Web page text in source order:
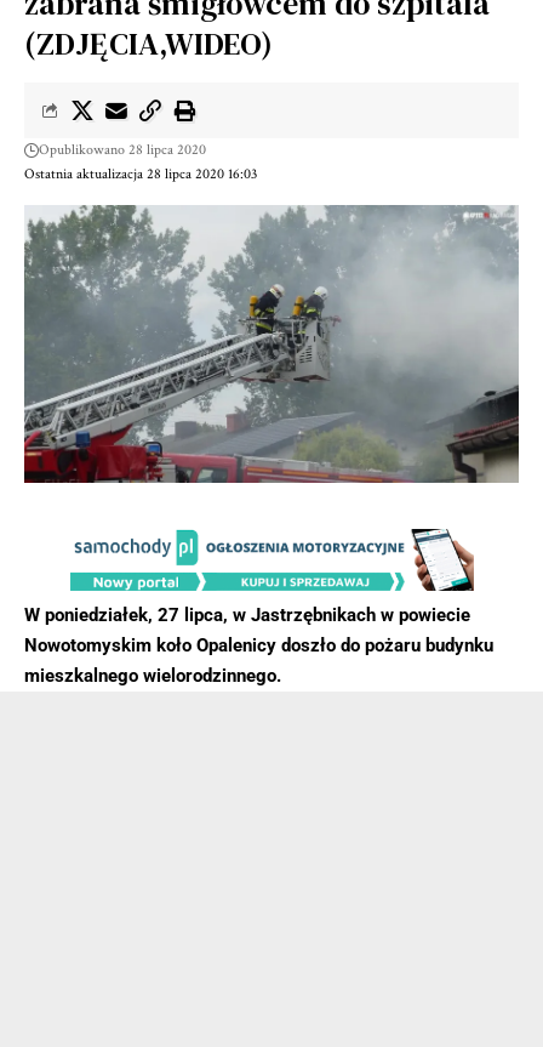
(ZDJĘCIA,WIDEO)
Ostatnia aktualizacja 28 lipca 2020 16:03
Opublikowano 28 lipca 2020
W poniedziałek, 27 lipca, w Jastrzębnikach w powiecie
Nowotomyskim koło Opalenicy doszło do pożaru budynku
mieszkalnego wielorodzinnego.